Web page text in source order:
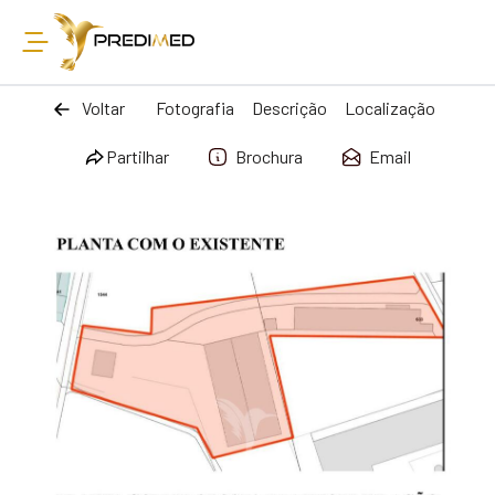
Voltar Fotografia Descrição Localização
Partilhar Brochura Email